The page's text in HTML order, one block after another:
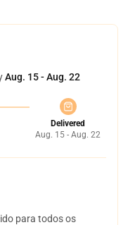
Aug. 15 - Aug. 22
Delivered
Aug. 15 - Aug. 22
para todos os